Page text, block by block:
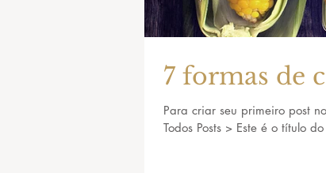
7 formas de
Para criar seu primeiro post
Todos Posts > Este é o título